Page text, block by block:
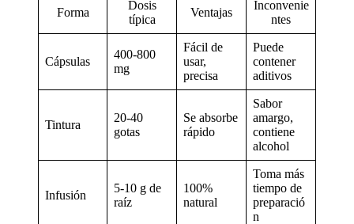
Forma
Dosis
típica
Ventajas
Inconvenie
ntes
Cápsulas
400-800
mg
Fácil de
usar,
precisa
Puede
contener
aditivos
Tintura
20-40
gotas
Se absorbe
rápido
Sabor
amargo,
contiene
alcohol
Infusión
5-10 g de
raíz
100%
natural
Toma más
tiempo de
preparació
n